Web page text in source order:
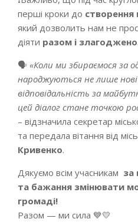
перші кроки до створення
який дозволить нам не
діяти разом і злагоджено
🗣 «Коли ми збираємося за
народжуються не лише нові
відповідальність за
цей діалог стане точкою
– відзначила секретар
та передала вітання від
Кривенко.
Дякуємо всім учасникам за
та бажання змінювати
громаді!
Разом — ми сила 💙💛